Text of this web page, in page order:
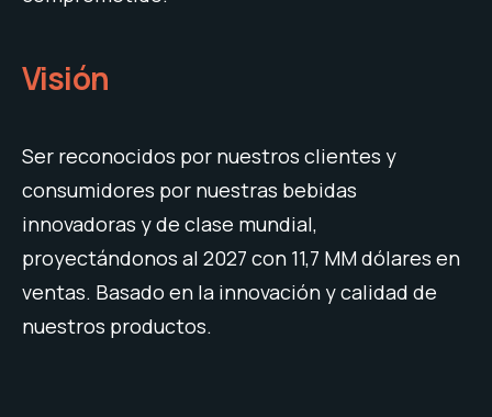
Visión
Ser reconocidos por nuestros clientes y
consumidores por nuestras bebidas
innovadoras y de clase mundial,
proyectándonos al 2027 con 11,7 MM dólares en
ventas. Basado en la innovación y calidad de
nuestros productos.